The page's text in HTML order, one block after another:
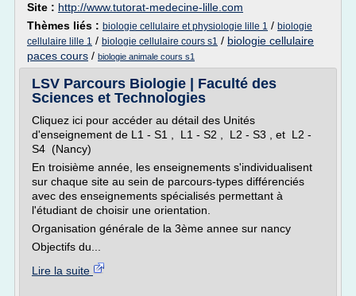
Site : http://www.tutorat-medecine-lille.com
Thèmes liés : biologie cellulaire et physiologie lille 1 / biologie
cellulaire lille 1 / biologie cellulaire cours s1 / biologie cellulaire
paces cours / biologie animale cours s1
LSV Parcours Biologie | Faculté des
Sciences et Technologies
Cliquez ici pour accéder au détail des Unités
d'enseignement de L1 - S1 , L1 - S2 , L2 - S3 , et L2 -
S4 (Nancy)
En troisième année, les enseignements s'individualisent
sur chaque site au sein de parcours-types différenciés
avec des enseignements spécialisés permettant à
l'étudiant de choisir une orientation.
Organisation générale de la 3ème annee sur nancy
Objectifs du...
Lire la suite